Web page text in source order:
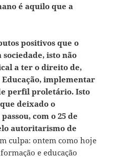
é aquilo que a
positivos que o
isto não
a ter o direito de,
implementar
perfil proletário. Isto
deixado o
com o 25 de
autoritarismo de
culpa: ontem como hoje
e educação